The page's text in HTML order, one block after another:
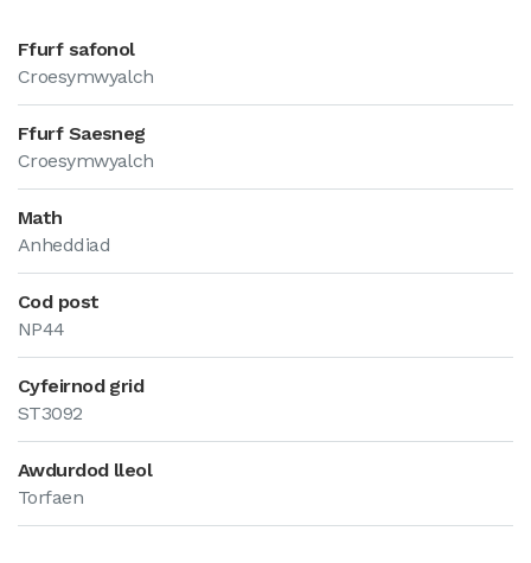
Ffurf safonol
Croesymwyalch
Ffurf Saesneg
Croesymwyalch
Math
Anheddiad
Cod post
NP44
Cyfeirnod grid
ST3092
Awdurdod lleol
Torfaen